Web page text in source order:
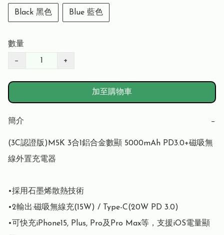
Black 黑色 Blue 藍色
數量
− +
加至購物車
簡介 −
(3C認證版)M5K 3合1鋁合金數顯 5000mAh PD3.0+磁吸無
線外置充電器
•採用石墨烯散熱技術
•2輸出:磁吸無線充(15W) / Type-C(20W PD 3.0)
•可快充iPhone15, Plus, Pro及Pro Max等，支援iOS電量顯